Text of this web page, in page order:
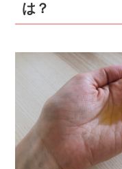
は？